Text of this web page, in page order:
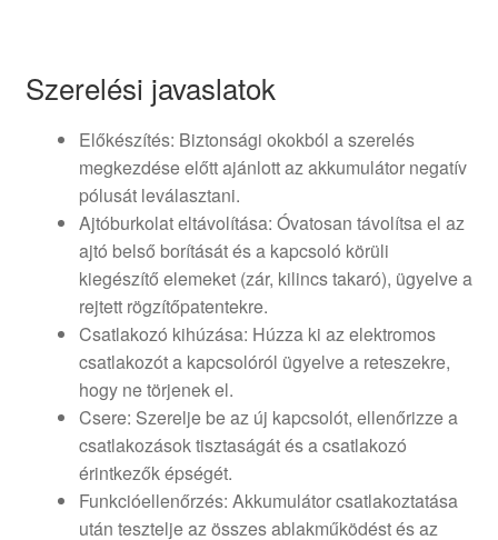
Szerelési javaslatok
Előkészítés: Biztonsági okokból a szerelés
megkezdése előtt ajánlott az akkumulátor negatív
pólusát leválasztani.
Ajtóburkolat eltávolítása: Óvatosan távolítsa el az
ajtó belső borítását és a kapcsoló körüli
kiegészítő elemeket (zár, kilincs takaró), ügyelve a
rejtett rögzítőpatentekre.
Csatlakozó kihúzása: Húzza ki az elektromos
csatlakozót a kapcsolóról ügyelve a reteszekre,
hogy ne törjenek el.
Csere: Szerelje be az új kapcsolót, ellenőrizze a
csatlakozások tisztaságát és a csatlakozó
érintkezők épségét.
Funkcióellenőrzés: Akkumulátor csatlakoztatása
után tesztelje az összes ablakműködést és az